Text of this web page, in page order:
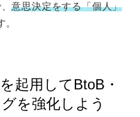
意思決定をする「個人」
。
起用してBtoB・
を強化しよう